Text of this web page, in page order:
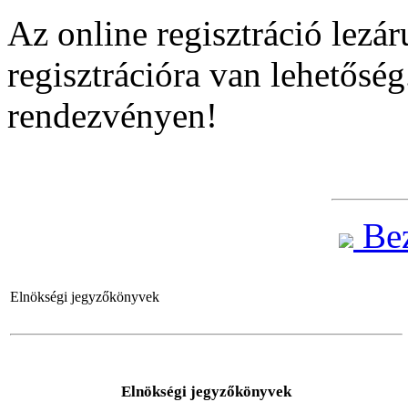
Az online regisztráció
regisztrációra van
rendezvényen!
Elnökségi jegyzőkönyvek
Elnökségi jegyzőkönyvek